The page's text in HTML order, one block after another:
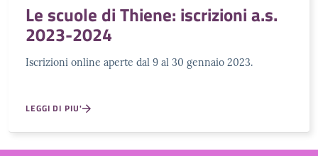
Le scuole di Thiene: iscrizioni a.s.
2023-2024
Iscrizioni online aperte dal 9 al 30 gennaio 2023.
LEGGI DI PIU'